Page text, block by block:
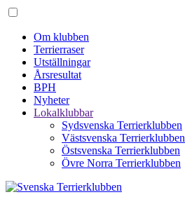
Om klubben
Terrierraser
Utställningar
Årsresultat
BPH
Nyheter
Lokalklubbar
Sydsvenska Terrierklubben
Västsvenska Terrierklubben
Östsvenska Terrierklubben
Övre Norra Terrierklubben